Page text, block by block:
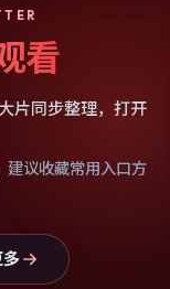
看
片同步整理，打开
建议收藏常用入口方